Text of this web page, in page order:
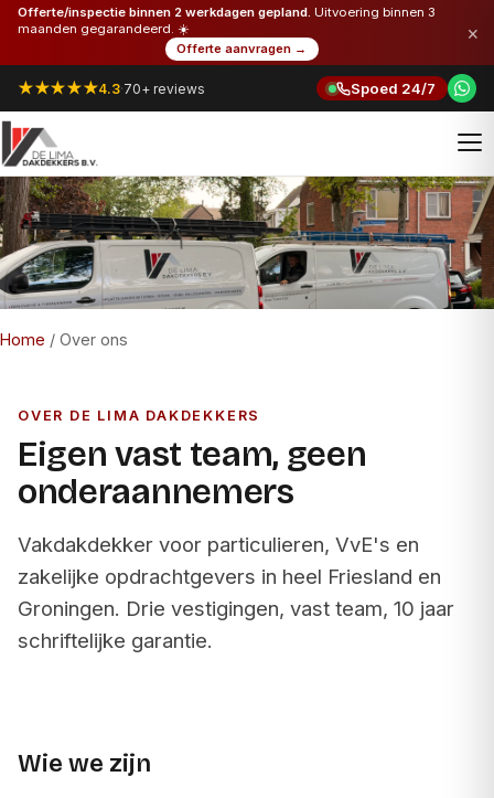
Offerte/inspectie binnen 2 werkdagen gepland. Uitvoering binnen 3
maanden gegarandeerd. ☀️
Offerte aanvragen →
×
★★★★★4.3·70+ reviews Spoed 24/7
Home / Over ons
OVER DE LIMA DAKDEKKERS
Eigen vast team, geen
onderaannemers
Vakdakdekker voor particulieren, VvE's en
zakelijke opdrachtgevers in heel Friesland en
Groningen. Drie vestigingen, vast team, 10 jaar
schriftelijke garantie.
Wie we zijn